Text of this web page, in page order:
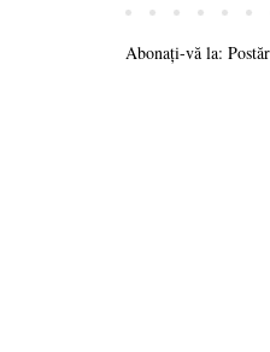
Abonați-vă la: